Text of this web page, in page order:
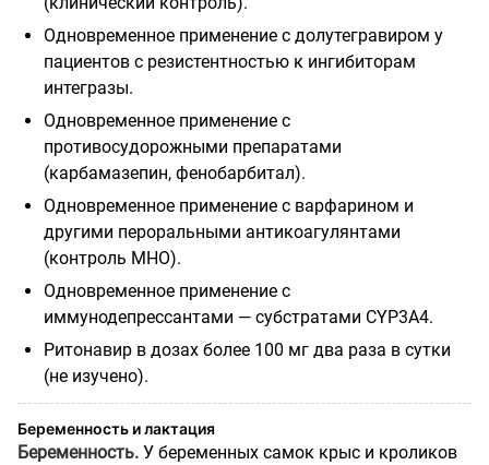
Одновременное применение с долутегравиром у
пациентов с резистентностью к ингибиторам
интегразы.
Одновременное применение с
противосудорожными препаратами
(карбамазепин, фенобарбитал).
Одновременное применение с варфарином и
другими пероральными антикоагулянтами
(контроль МНО).
Одновременное применение с
иммунодепрессантами — субстратами CYP3A4.
Ритонавир в дозах более 100 мг два раза в сутки
(не изучено).
Беременность и лактация
Беременность. У беременных самок крыс и кроликов